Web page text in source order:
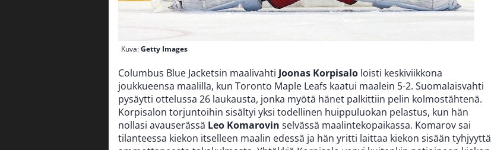
Kuva:Getty Images
Columbus Blue Jacketsin maalivahti Joonas Korpisalo loisti keskiviikkona
joukkueensa maalilla, kun Toronto Maple Leafs kaatui maalein 5-2. Suomalaisvahti
pysäytti ottelussa 26 laukausta, jonka myötä hänet palkittiin pelin kolmostähtenä.
Korpisalon torjuntoihin sisältyi yksi todellinen huippuluokan pelastus, kun hän
nollasi avauserässä Leo Komarovin selvässä maalintekopaikassa. Komarov sai
tilanteessa kiekon itselleen maalin edessä ja hän yritti laittaa kiekon sisään tyhjyyttä